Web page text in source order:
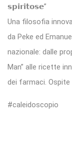
𝘀𝗽𝗶𝗿𝗶𝘁𝗼𝘀𝗲”
Una filosofia
da Peke ed
nazionale: dalle
Man” alle ricette
dei farmaci.
#caleidoscopio